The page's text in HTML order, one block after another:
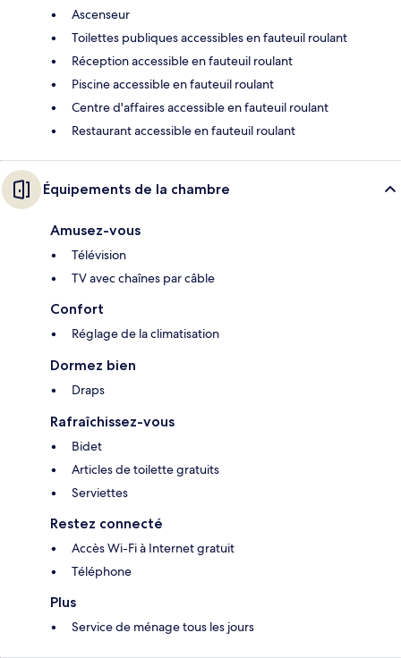
Ascenseur
Toilettes publiques accessibles en fauteuil roulant
Réception accessible en fauteuil roulant
Piscine accessible en fauteuil roulant
Centre d'affaires accessible en fauteuil roulant
Restaurant accessible en fauteuil roulant
Équipements de la chambre
Amusez-vous
Télévision
TV avec chaînes par câble
Confort
Réglage de la climatisation
Dormez bien
Draps
Rafraîchissez-vous
Bidet
Articles de toilette gratuits
Serviettes
Restez connecté
Accès Wi-Fi à Internet gratuit
Téléphone
Plus
Service de ménage tous les jours